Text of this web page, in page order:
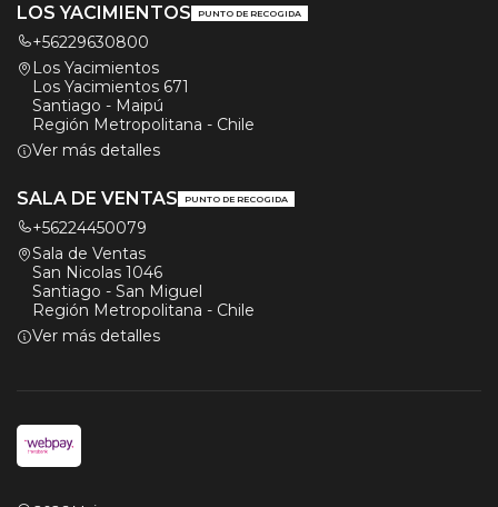
LOS YACIMIENTOS PUNTO DE RECOGIDA
+56229630800
Los Yacimientos
Los Yacimientos 671
Santiago - Maipú
Región Metropolitana - Chile
Ver más detalles
SALA DE VENTAS PUNTO DE RECOGIDA
+56224450079
Sala de Ventas
San Nicolas 1046
Santiago - San Miguel
Región Metropolitana - Chile
Ver más detalles